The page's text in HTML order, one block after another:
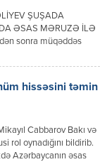
ŞUŞADA
ƏSAS MƏRUZƏ İLƏ
sonra müqəddəs
Azərbaycan 4-cü
Konfransda ABŞ,
Rusiya,
hissəsini təmin
Cabbarov Bakı və
rol oynadığını bildirib.
Azərbaycanın əsas